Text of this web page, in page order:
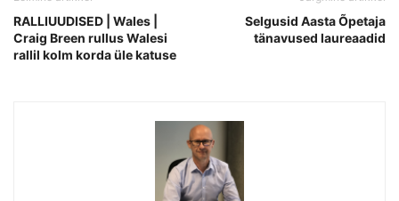
RALLIUUDISED | Wales |
Craig Breen rullus Walesi
rallil kolm korda üle katuse
Selgusid Aasta Õpetaja
tänavused laureaadid